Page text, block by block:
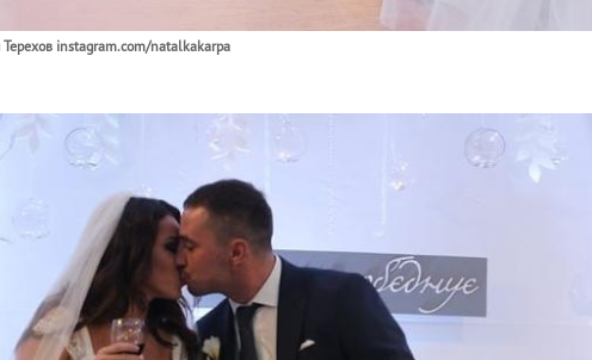
Терехов instagram.com/natalkakarpa